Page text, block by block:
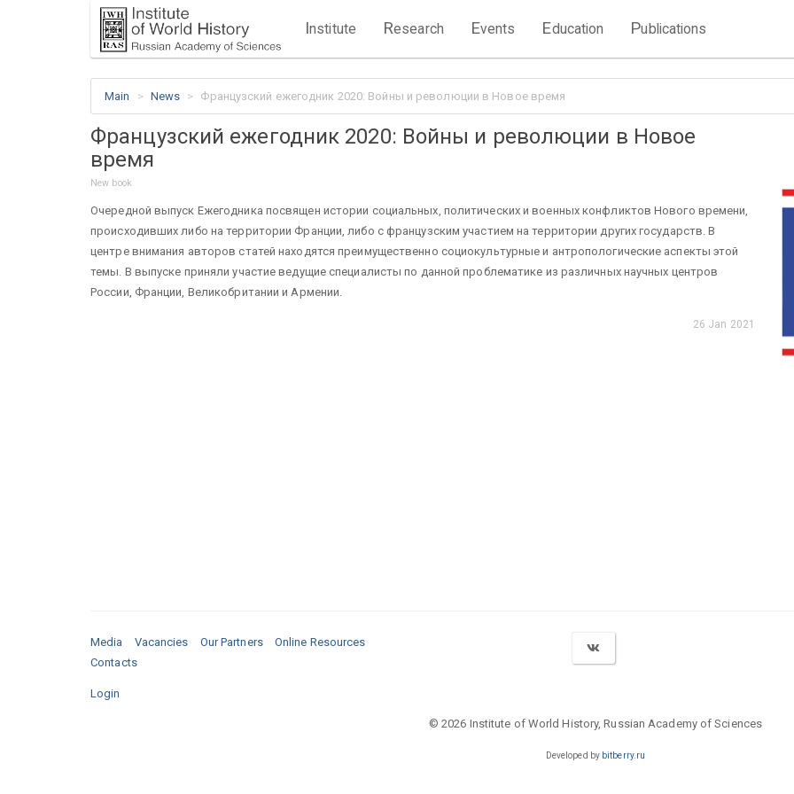
Institute Research Events Education Publications
Main News Французский ежегодник 2020: Войны и революции в Новое время
Французский ежегодник 2020: Войны и революции в Новое
время
New book
Очередной выпуск Ежегодника посвящен истории социальных, политических и военных конфликтов Нового времени,
происходивших либо на территории Франции, либо с французским участием на территории других государств. В
центре внимания авторов статей находятся преимущественно социокультурные и антропологические аспекты этой
темы. В выпуске приняли участие ведущие специалисты по данной проблематике из различных научных центров
России, Франции, Великобритании и Армении.
26 Jan 2021
Media Vacancies Our Partners
Online Resources
Contacts
Login
© 2026 Institute of World History, Russian Academy of Sciences
Developed by bitberry.ru